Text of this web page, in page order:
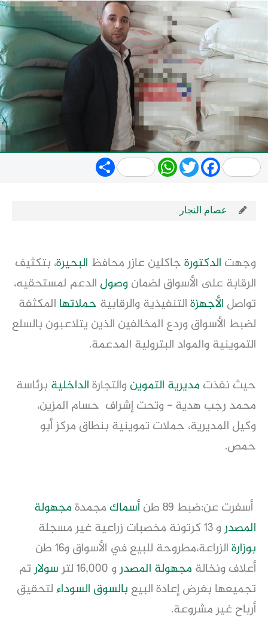
Share WhatsApp
TwitterFacebook
عصام النجار
وجهت الدكتورةجاكلين عازر محافظ البحيرة، بتكثيف
الرقابة على الأسواق لضمانوصول الدعم لمستحقيه،
تواصل الأجهزةالتنفيذية والرقابية حملاتها المكثفة
لضبط الأسواق وردع المخالفين الذين يتلاعبون بالسلع
التموينية والمواد البترولية المدعمة.
حيث نفذت مديرية التموين والتجارةالداخلية برئاسة
محمد رجب هدية - وتحت إشراف حسام المزين،
وكيل المديرية، حملات تموينية بنطاق مركز أبو
حمص.
أسفرت عن:ضبط 89 طن أسماك مجمدةمجهولة
المصدرو 13 كرتونة مخصبات زراعية غير مسجلة
بوزارة
الزراعة،مطروحة للبيع في الأسواق و16 طن
أعلاف ونخالة مجهولة المصدرو 16,000 لتر سولارتم
تجميعها بغرض إعادة البيعبالسوق السوداءلتحقيق
أرباح غير مشروعة.